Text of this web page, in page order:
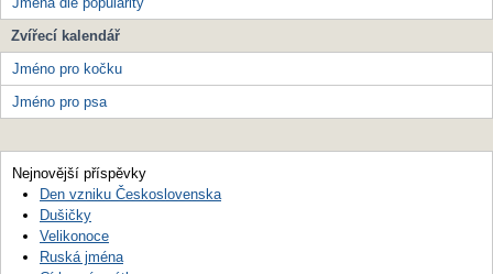
Zvířecí kalendář
Jméno pro kočku
Jméno pro psa
Nejnovější příspěvky
Den vzniku Československa
Dušičky
Velikonoce
Ruská jména